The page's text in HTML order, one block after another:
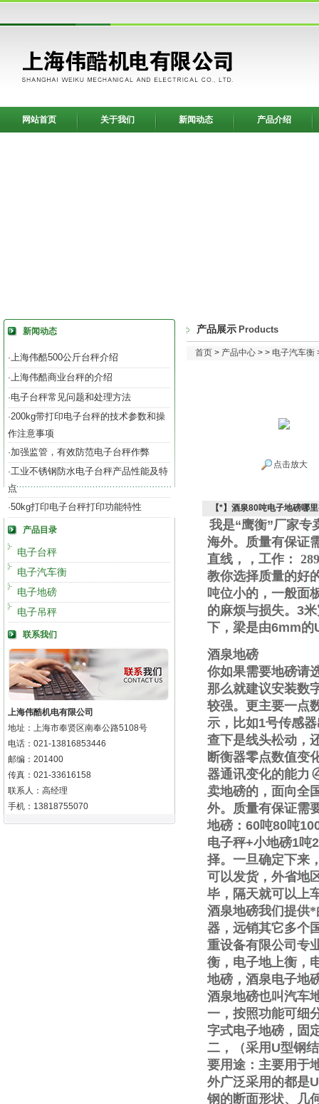
网站首页 关于我们 新闻动态 产品介绍
新闻动态
·上海伟酷500公斤台秤介绍
·上海伟酷商业台秤的介绍
·电子台秤常见问题和处理方法
·200kg带打印电子台秤的技术参数和操
作注意事项
·加强监管，有效防范电子台秤作弊
·工业不锈钢防水电子台秤产品性能及特
点
·50kg打印电子台秤打印功能特性
产品目录
电子台秤
电子汽车衡
电子地磅
电子吊秤
联系我们
上海伟酷机电有限公司
地址：上海市奉贤区南奉公路5108号
电话：021-13816853446
邮编：201400
传真：021-33616158
联系人：高经理
手机：13818755070
产品展示 Products
首页 > 产品中心 > > 电子汽车衡
点击放大
【*】酒泉80吨电子地磅哪
我是“鹰衡”厂家专
海外。质量有保证
直线 ， ，工作 ：
教你选择质量的好
吨位小的，一般面
的麻烦与损失。 3
下，梁是由6mm的
酒泉地磅
你如果需要地磅请
那么就建议安装数
较强。更主要一点
示，比如1号传感
查下是线头松动，
断衡器零点数值变
器通讯变化的能力
卖地磅的，面向全
外。质量有保证需
地磅： 60吨80吨
电子秤+小地磅1吨2
择。一旦确定下来
可以发货，外省地
毕，隔天就可以上
酒泉地磅我们提供
器，远销其它多个
重设备有限公司专
衡，电子地上衡，
地磅，酒泉电子地
酒泉地磅也叫汽车
一，按照功能可细
字式电子地磅，固
二，（采用 U型钢
要用途：主要用于
外广泛采用的都是U
钢的断面形状、几